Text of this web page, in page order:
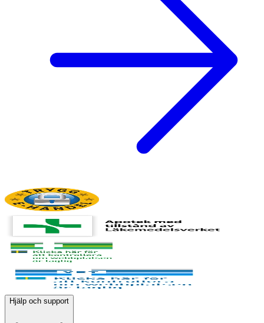
Hjälp och support